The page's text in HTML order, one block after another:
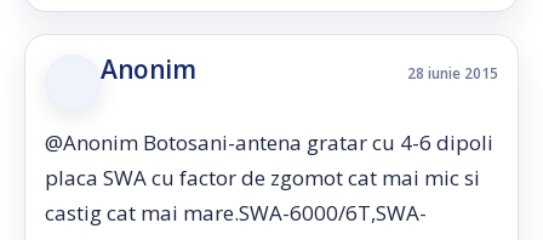
Anonim 28 iunie 2015
@Anonim Botosani-antena gratar cu 4-6 dipoli
placa SWA cu factor de zgomot cat mai mic si
castig cat mai mare.SWA-6000/6T,SWA-